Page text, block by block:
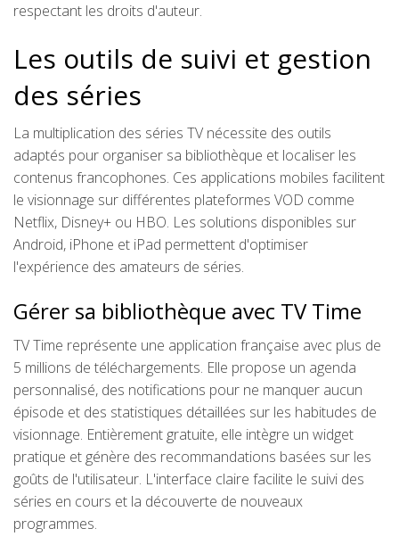
respectant les droits d'auteur.
Les outils de suivi et gestion
des séries
La multiplication des séries TV nécessite des outils
adaptés pour organiser sa bibliothèque et localiser les
contenus francophones. Ces applications mobiles facilitent
le visionnage sur différentes plateformes VOD comme
Netflix, Disney+ ou HBO. Les solutions disponibles sur
Android, iPhone et iPad permettent d'optimiser
l'expérience des amateurs de séries.
Gérer sa bibliothèque avec TV Time
TV Time représente une application française avec plus de
5 millions de téléchargements. Elle propose un agenda
personnalisé, des notifications pour ne manquer aucun
épisode et des statistiques détaillées sur les habitudes de
visionnage. Entièrement gratuite, elle intègre un widget
pratique et génère des recommandations basées sur les
goûts de l'utilisateur. L'interface claire facilite le suivi des
séries en cours et la découverte de nouveaux
programmes.